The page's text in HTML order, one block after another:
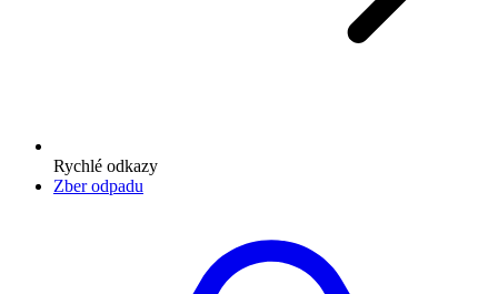
Rychlé odkazy
Zber odpadu